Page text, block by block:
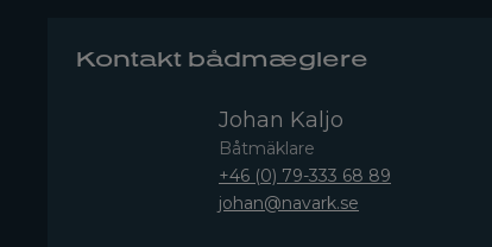
Kontakt bådmæglere
Johan Kaljo
Båtmäklare
+46 (0) 79-333 68 89
johan@navark.se